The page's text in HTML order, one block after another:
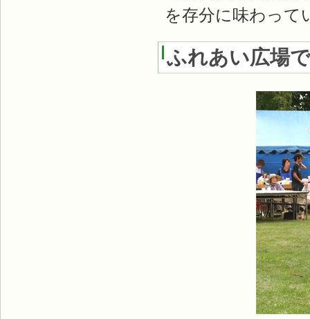
を存分に味わって
ふれあい広場